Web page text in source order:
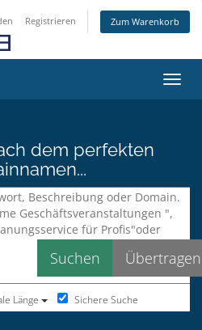
Registrieren Zum Warenkorb
dem perfekten
Länge Sichere Suche